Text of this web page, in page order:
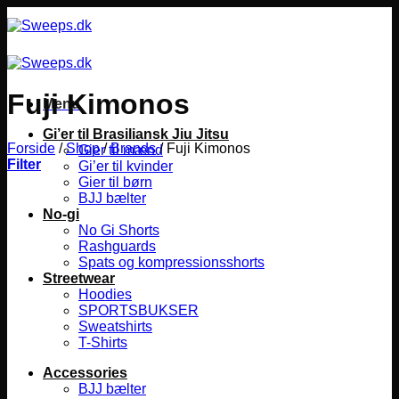
til
Menu
Gi’er til Brasiliansk Jiu Jitsu
Gier til mænd
Gi’er til kvinder
Gier til børn
BJJ bælter
No-gi
No Gi Shorts
Rashguards
Spats og kompressionsshorts
Streetwear
Hoodies
SPORTSBUKSER
Sweatshirts
T-Shirts
Accessories
BJJ bælter
Fuji Kimonos
Forside / Shop / Brands /Fuji Kimonos
Filter